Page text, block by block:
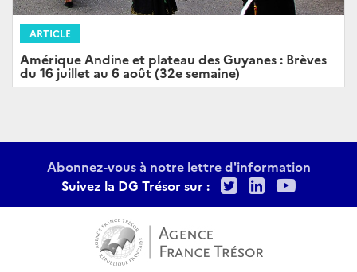
ARTICLE
Amérique Andine et plateau des Guyanes : Brèves
du 16 juillet au 6 août (32e semaine)
Abonnez-vous à notre lettre d'information
Suivez la DG Trésor sur :
TwitterLinkedIn